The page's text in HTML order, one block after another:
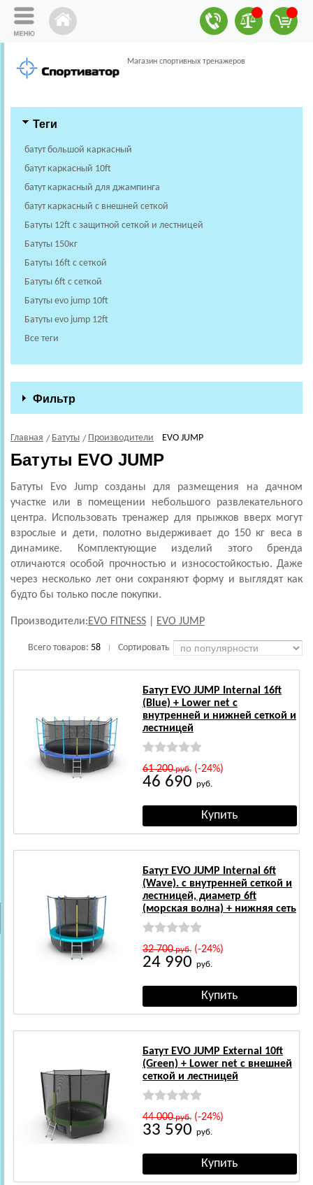
Магазин спортивных тренажеров
Теги
батут большой каркасный
батут каркасный 10ft
батут каркасный для джампинга
батут каркасный с внешней сеткой
Батуты 12ft с защитной сеткой и лестницей
Батуты 150кг
Батуты 16ft с сеткой
Батуты 6ft с сеткой
Батуты evo jump 10ft
Батуты evo jump 12ft
Все теги
Фильтр
Главная Батуты Производители EVO JUMP
Батуты EVO JUMP
Батуты Evo Jumpсозданы для размещения на дачном
участке или в помещении небольшого развлекательного
центра. Использовать тренажер для прыжков вверх могут
взрослые и дети, полотно выдерживает до 150 кг веса в
динамике. Комплектующие изделий этого бренда
отличаются особой прочностью и износостойкостью. Даже
через несколько лет они сохраняют форму и выглядят как
будто бы только после покупки.
Производители:EVO FITNESS EVO JUMP
Всего товаров: 58 Сортировать
Батут EVO JUMP Internal 16ft
(Blue) + Lower net с
внутренней и нижней сеткой и
лестницей
61 200руб.(-24%)
46 690 руб.
Батут EVO JUMP Internal 6ft
(Wave). с внутренней сеткой и
лестницей, диаметр 6ft
(морская волна) + нижняя сеть
32 700руб.(-24%)
24 990 руб.
Батут EVO JUMP External 10ft
(Green) + Lower net с внешней
сеткой и лестницей
44 000руб.(-24%)
33 590 руб.